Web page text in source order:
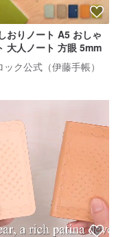
おりノート A5 おしゃ
大人ノート 方眼 5mm
ク公式（伊藤手帳）